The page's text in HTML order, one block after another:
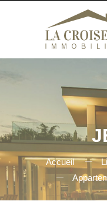
Accueil